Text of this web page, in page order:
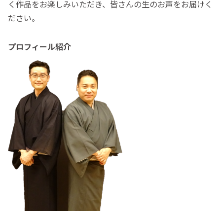
く作品をお楽しみいただき、皆さんの生のお声をお届けく
ださい。
プロフィール紹介